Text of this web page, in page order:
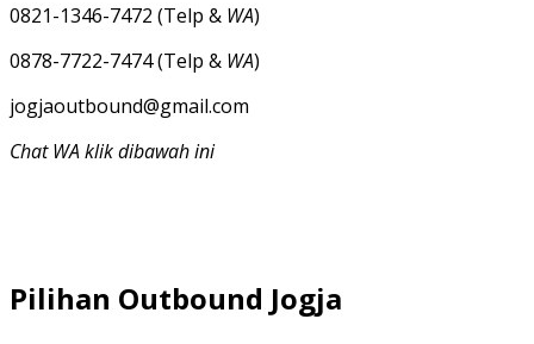
0821-1346-7472 (Telp & WA)
0878-7722-7474 (Telp & WA)
jogjaoutbound@gmail.com
Chat WA klik dibawah ini
Pilihan Outbound Jogja